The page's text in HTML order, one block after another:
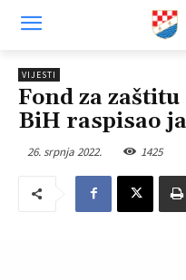
VIJESTI
Fond za
BiH raspisao
26. srpnja 2022. 1425